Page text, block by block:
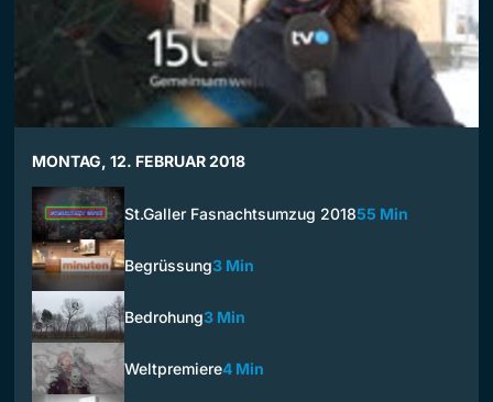
MONTAG, 12. FEBRUAR 2018
St.Galler Fasnachtsumzug 201855 Min
Begrüssung3 Min
Bedrohung3 Min
Weltpremiere4 Min